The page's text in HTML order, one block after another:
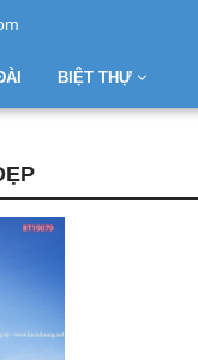
BIỆT THỰ